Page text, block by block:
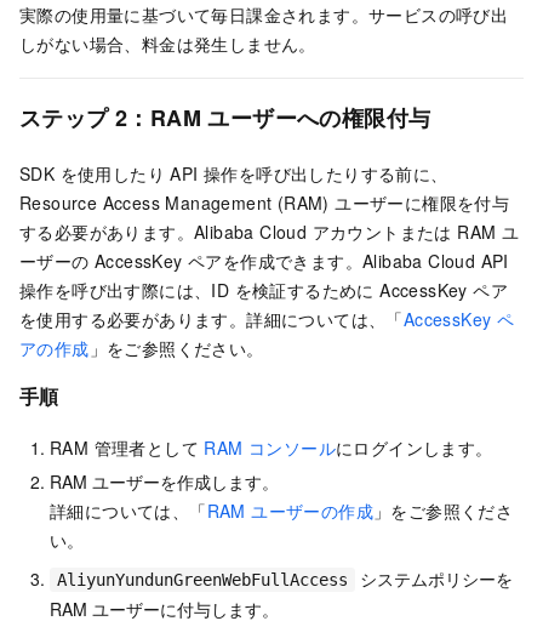
実際の使用量に基づいて毎日課金されます。サービスの呼び出
しがない場合、料金は発生しません。
ステップ 2：RAM ユーザーへの権限付与
SDK を使用したり API 操作を呼び出したりする前に、
Resource Access Management (RAM) ユーザーに権限を付与
する必要があります。Alibaba Cloud アカウントまたは RAM ユ
ーザーの AccessKey ペアを作成できます。Alibaba Cloud API
操作を呼び出す際には、ID を検証するために AccessKey ペア
を使用する必要があります。詳細については、「AccessKey ペ
アの作成 」をご参照ください。
手順
RAM 管理者として RAM コンソールにログインします。
RAM ユーザーを作成します。
詳細については、「RAM ユーザーの作成 」をご参照くださ
い。
AliyunYundunGreenWebFullAccess
システムポリシーを
RAM ユーザーに付与します。